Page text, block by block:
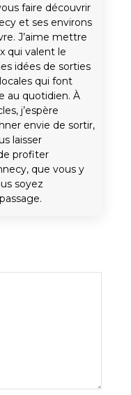
faire découvrir
et ses environs
J’aime mettre
qui valent le
idées de sorties
qui font
au quotidien. À
j’espère
envie de sortir,
laisser
profiter
que vous y
soyez